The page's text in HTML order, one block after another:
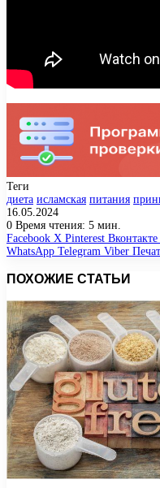
Теги
диета исламская питания
16.05.2024
0 Время чтения: 5 мин.
Facebook X Pinterest Вконтакте
WhatsApp Telegram Viber
ПОХОЖИЕ СТАТЬИ